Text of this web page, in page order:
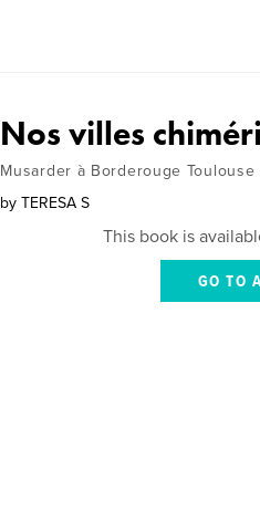
Nos villes
Musarder à Borderouge Toulouse
by TERESA S
This book is
GO TO